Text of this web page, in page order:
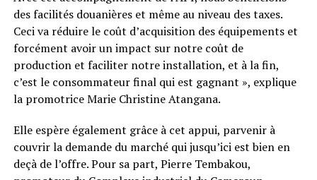
des facilités douanières et même au niveau des taxes.
Ceci va réduire le coût d’acquisition des équipements et
forcément avoir un impact sur notre coût de
production et faciliter notre installation, et à la fin,
c’est le consommateur final qui est gagnant », explique
la promotrice Marie Christine Atangana.
Elle espère également grâce à cet appui, parvenir à
couvrir la demande du marché qui jusqu’ici est bien en
deçà de l’offre. Pour sa part, Pierre Tembakou,